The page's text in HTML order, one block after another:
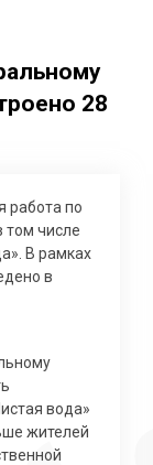
28
работа по
том числе
В рамках
в
вода»
жителей